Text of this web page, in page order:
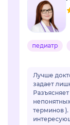
педиатр
Лучше
задает
терминов ).